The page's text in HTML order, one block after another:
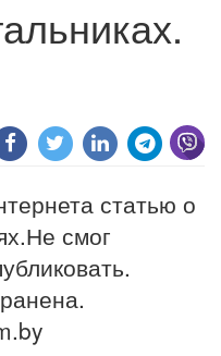
статью о
смог